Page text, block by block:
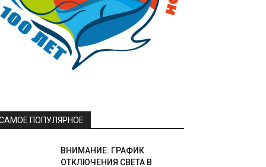
ПОПУЛЯРНОЕ
ВНИМАНИЕ: ГРАФИК
ОТКЛЮЧЕНИЯ СВЕТА В